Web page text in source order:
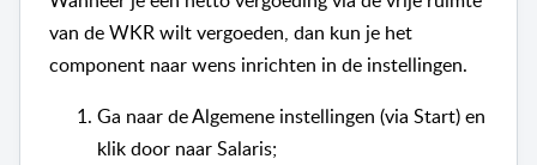
van de WKR wilt vergoeden, dan kun je het
component naar wens inrichten in de instellingen.
Ga naar de Algemene instellingen (via Start) en
klik door naar Salaris;